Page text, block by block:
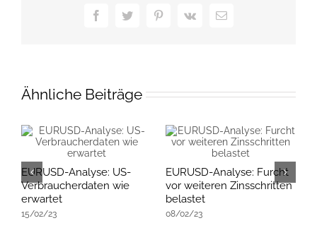
FacebookTwitterPinterest
Vk
E-
Ähnliche Beiträge
EURUSD-Analyse: US-
Verbraucherdaten wie
erwartet
15/02/23
EURUSD-Analyse: Furcht
vor weiteren Zinsschritten
belastet
08/02/23